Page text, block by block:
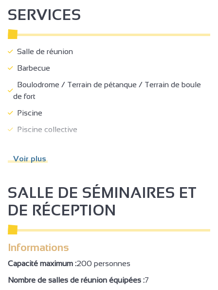
SERVICES
Salle de réunion
Barbecue
Boulodrome / Terrain de pétanque / Terrain de boule
de fort
Piscine
Piscine collective
Espace fitness
Sauna
Parc
Terrasse
Salon de jardin
Abris pour vélo ou VTT
Parking
Voir plus
SALLE DE SÉMINAIRES ET
DE RÉCEPTION
Informations
Capacité maximum :200 personnes
Nombre de salles de réunion équipées :7